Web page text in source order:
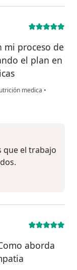
mi proceso de
el plan en
medica •
que el trabajo
aborda